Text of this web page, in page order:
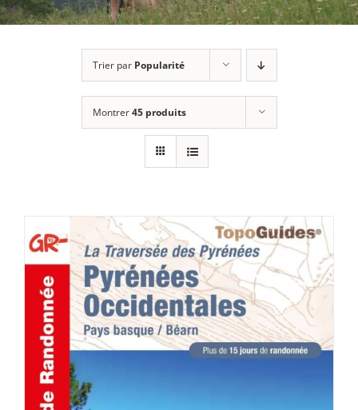
Trier par Popularité
Montrer45 produits